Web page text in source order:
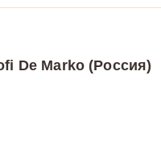
De Marko (Россия)